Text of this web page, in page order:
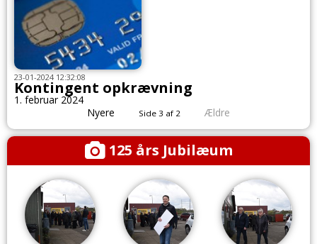
23-01-2024 12:32:08
Kontingent opkrævning
1. februar 2024
Nyere
Side 3 af 2 Ældre
125 års Jubilæum